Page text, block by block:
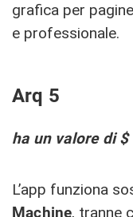
grafica per
e professionale.
Arq 5
ha un valore di $
L’app funziona
Machine, tranne